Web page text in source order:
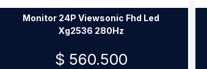
Monitor 24P Viewsonic Fhd Led
Xg2536 280Hz
$ 560.500